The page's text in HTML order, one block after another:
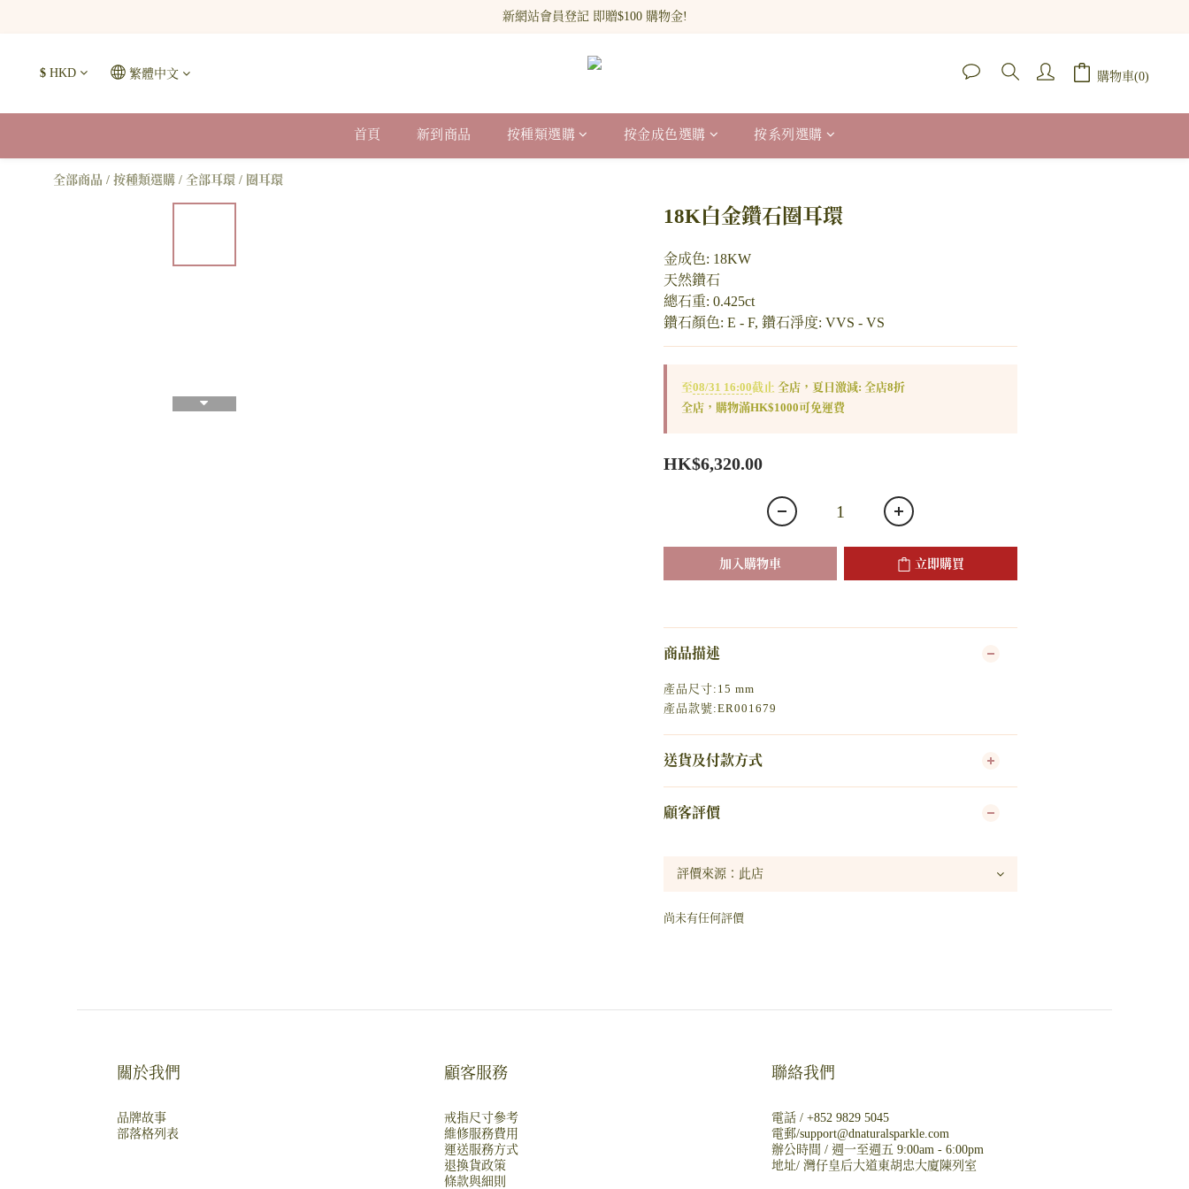
新網站會員登記 即贈$100 購物金!
新網站會員登記 即贈$100 購物金!
$ HKD 繁體中文 購物車(0)
首頁 新到商品 按種類選購 按金成色選購 按系列選購
全部商品 / 按種類選購 / 全部耳環 / 圈耳環
18K白金鑽石圈耳環
金成色: 18KW
天然鑽石
總石重: 0.425ct
鑽石顏色: E - F, 鑽石淨度: VVS - VS
至08/31 16:00截止 全店，夏日激減: 全店8折
全店，購物滿HK$1000可免運費
HK$6,320.00
加入購物車 立即購買
商品描述
產品尺寸:15 mm
產品款號:ER001679
送貨及付款方式
顧客評價
尚未有任何評價
關於我們
品牌故事
部落格列表
顧客服務
戒指尺寸參考
維修服務費用
運送服務方式
退換貨政策
條款與細則
聯絡我們
電話 / +852 9829 5045
電郵/support@dnaturalsparkle.com
辦公時間 / 週一至週五 9:00am - 6:00pm
地址/ 灣仔皇后大道東胡忠大廈陳列室